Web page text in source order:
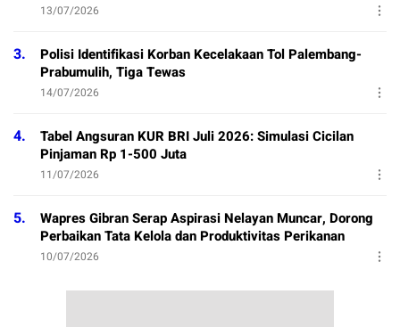
13/07/2026
3.
Polisi Identifikasi Korban Kecelakaan Tol Palembang-
Prabumulih, Tiga Tewas
14/07/2026
4.
Tabel Angsuran KUR BRI Juli 2026: Simulasi Cicilan
Pinjaman Rp 1-500 Juta
11/07/2026
5.
Wapres Gibran Serap Aspirasi Nelayan Muncar, Dorong
Perbaikan Tata Kelola dan Produktivitas Perikanan
10/07/2026